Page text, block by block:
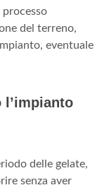
del terreno,
eventuale
l’impianto
delle gelate,
senza aver